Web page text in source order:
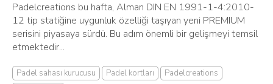
Padelcreations bu hafta, Alman DIN EN 1991-1-4:2010-
12 tip statiğine uygunluk özelliği taşıyan yeni PREMIUM
serisini piyasaya sürdü. Bu adım önemli bir gelişmeyi temsil
etmektedir...
Padel sahası kurucusu Padel kortları
Padelcreations